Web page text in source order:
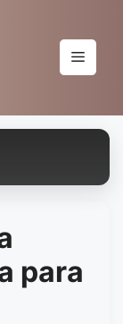
Menu
para